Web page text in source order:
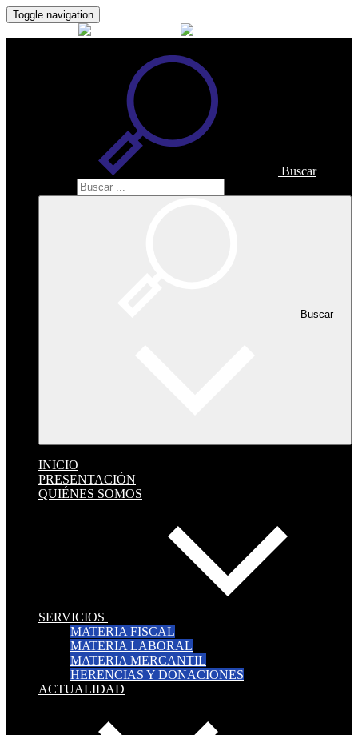
Toggle navigation
Buscar
Buscar
INICIO
PRESENTACIÓN
QUIÉNES SOMOS
SERVICIOS
MATERIA FISCAL
MATERIA LABORAL
MATERIA MERCANTIL
HERENCIAS Y DONACIONES
ACTUALIDAD